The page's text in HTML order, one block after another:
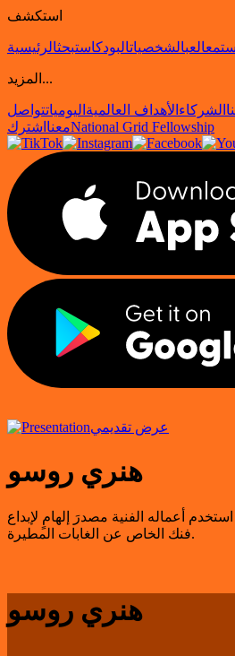
استكشف
استمعالعبالشخصياتالبودكاستبحثالرئيسية
المزيد...
الشركاء الأهداف العالمية اليومياتتواصل
معنا اشترك National Grid Fellowship
عرض تقديمي
هنري روسو
أعماله الفنية مصدرَ إلهامٍ لإبداع
فنك الخاص عن الغابات المطيرة.
هنري روسو